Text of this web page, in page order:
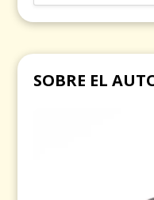
SOBRE EL